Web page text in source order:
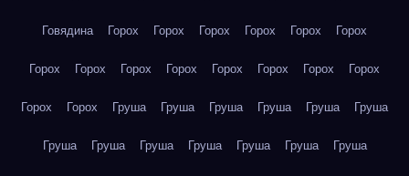
Говядина Горох Горох Горох Горох Горох Горох
Горох Горох Горох Горох Горох Горох Горох Горох
Горох Горох Груша Груша Груша Груша Груша Груша
Груша Груша Груша Груша Груша Груша Груша